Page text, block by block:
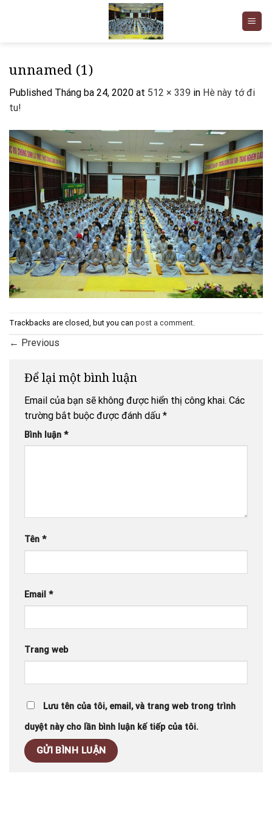
unnamed (1)
Published Tháng ba 24, 2020 at 512 × 339 in Hè này tớ đi
tu!
Trackbacks are closed, but you can post a comment.
← Previous
Để lại một bình luận
Email của bạn sẽ không được hiển thị công khai. Các
trường bắt buộc được đánh dấu *
Bình luận *
Tên *
Email *
Trang web
Lưu tên của tôi, email, và trang web trong trình
duyệt này cho lần bình luận kế tiếp của tôi.